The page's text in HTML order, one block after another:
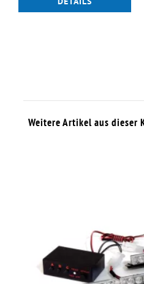
Weitere Artikel aus dieser